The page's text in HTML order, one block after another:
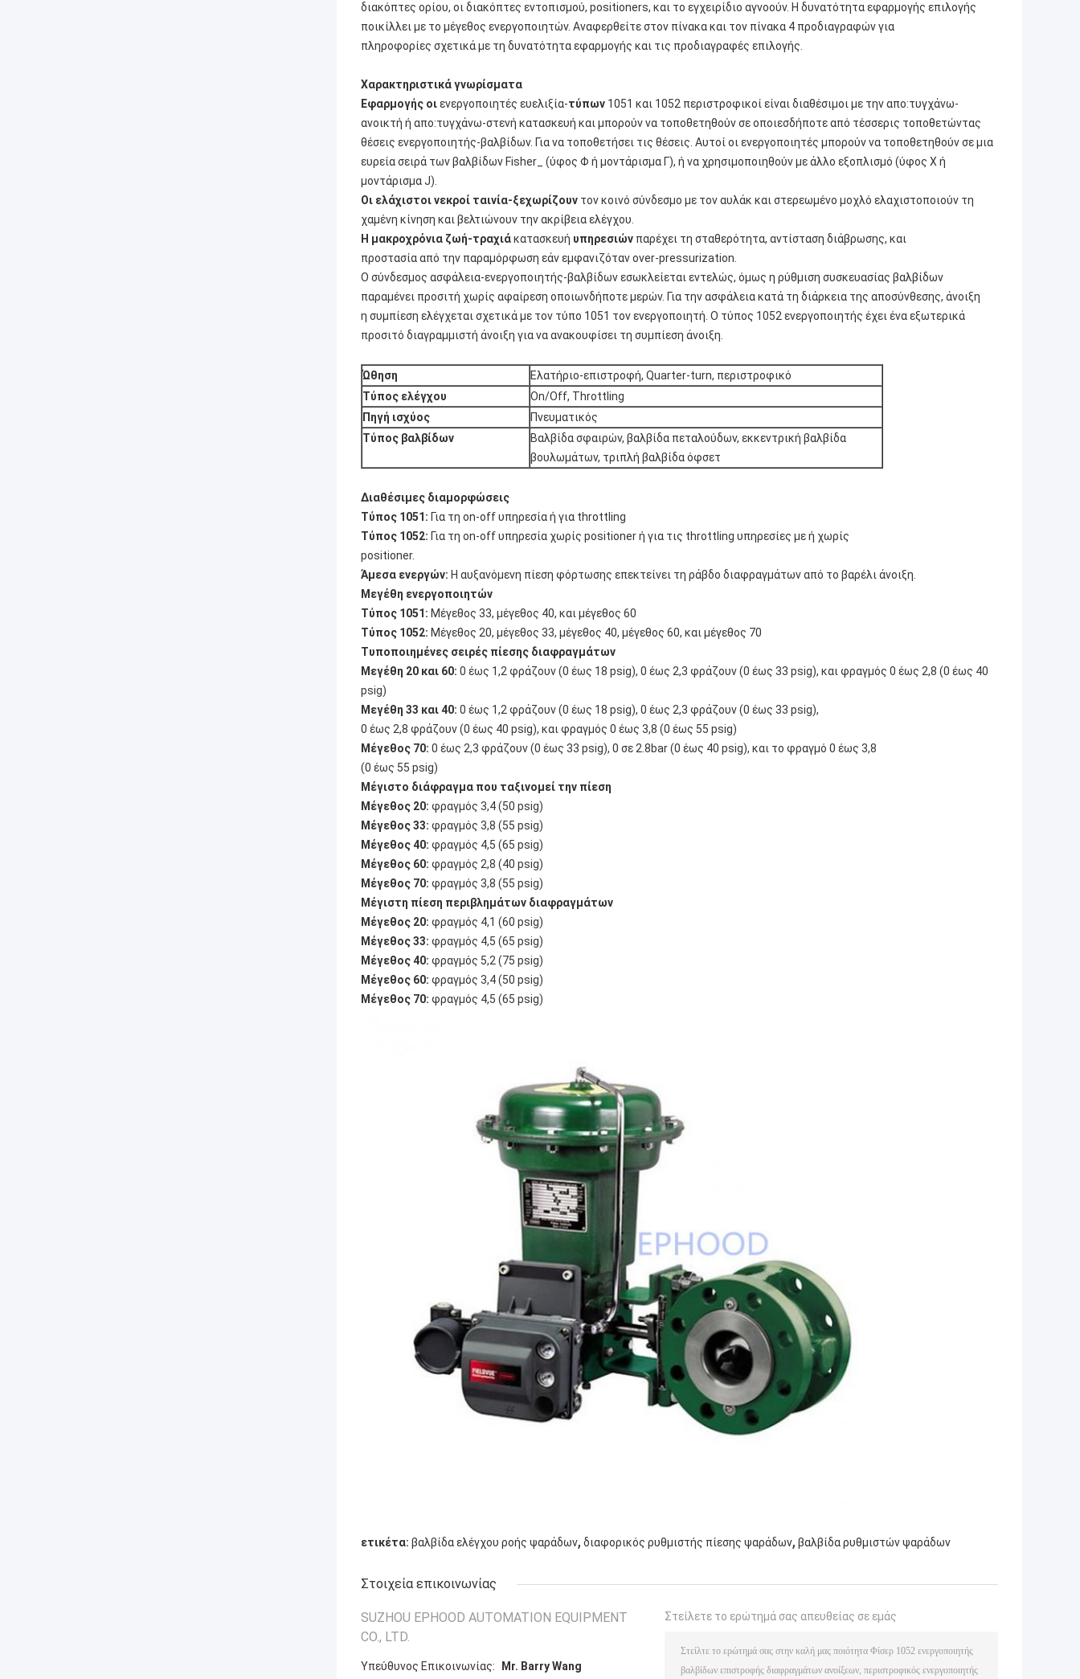
διακόπτες ορίου, οι διακόπτες εντοπισμού, positioners, και το εγχειρίδιο αγνοούν. Η δυνατότητα εφαρμογής επιλογής
ποικίλλει με το μέγεθος ενεργοποιητών. Αναφερθείτε στον πίνακα και τον πίνακα 4 προδιαγραφών για
πληροφορίες σχετικά με τη δυνατότητα εφαρμογής και τις προδιαγραφές επιλογής.
Χαρακτηριστικά γνωρίσματα
Εφαρμογής οιενεργοποιητές ευελιξία-τύπων 1051 και 1052 περιστροφικοί είναι διαθέσιμοι με την απο:τυγχάνω-
ανοικτή ή απο:τυγχάνω-στενή κατασκευή και μπορούν να τοποθετηθούν σε οποιεσδήποτε από τέσσερις τοποθετώντας
θέσεις ενεργοποιητής-βαλβίδων. Για να τοποθετήσει τις θέσεις. Αυτοί οι ενεργοποιητές μπορούν να τοποθετηθούν σε μια
ευρεία σειρά των βαλβίδων Fisher_ (ύφος Φ ή μοντάρισμα Γ), ή να χρησιμοποιηθούν με άλλο εξοπλισμό (ύφος Χ ή
μοντάρισμα J).
Οι ελάχιστοι νεκροί ταινία-ξεχωρίζουν τον κοινό σύνδεσμο με τον αυλάκ και στερεωμένο μοχλό ελαχιστοποιούν τη
χαμένη κίνηση και βελτιώνουν την ακρίβεια ελέγχου.
Η μακροχρόνια ζωή-τραχιάκατασκευή υπηρεσιών παρέχει τη σταθερότητα, αντίσταση διάβρωσης, και
προστασία από την παραμόρφωση εάν εμφανιζόταν over-pressurization.
Ο σύνδεσμος ασφάλεια-ενεργοποιητής-βαλβίδων εσωκλείεται εντελώς, όμως η ρύθμιση συσκευασίας βαλβίδων
παραμένει προσιτή χωρίς αφαίρεση οποιωνδήποτε μερών. Για την ασφάλεια κατά τη διάρκεια της αποσύνθεσης, άνοιξη
η συμπίεση ελέγχεται σχετικά με τον τύπο 1051 τον ενεργοποιητή. Ο τύπος 1052 ενεργοποιητής έχει ένα εξωτερικά
προσιτό διαγραμμιστή άνοιξη για να ανακουφίσει τη συμπίεση άνοιξη.
Ώθηση
Ελατήριο-επιστροφή, Quarter-turn, περιστροφικό
Τύπος ελέγχου
On/Off, Throttling
Πηγή ισχύος
Πνευματικός
Τύπος βαλβίδων
Βαλβίδα σφαιρών, βαλβίδα πεταλούδων, εκκεντρική βαλβίδα
βουλωμάτων, τριπλή βαλβίδα όφσετ
Διαθέσιμες διαμορφώσεις
Τύπος 1051: Για τη on-off υπηρεσία ή για throttling
Τύπος 1052: Για τη on-off υπηρεσία χωρίς positioner ή για τις throttling υπηρεσίες με ή χωρίς
positioner.
Άμεσα ενεργών: Η αυξανόμενη πίεση φόρτωσης επεκτείνει τη ράβδο διαφραγμάτων από το βαρέλι άνοιξη.
Μεγέθη ενεργοποιητών
Τύπος 1051: Μέγεθος 33, μέγεθος 40, και μέγεθος 60
Τύπος 1052: Μέγεθος 20, μέγεθος 33, μέγεθος 40, μέγεθος 60, και μέγεθος 70
Τυποποιημένες σειρές πίεσης διαφραγμάτων
Μεγέθη 20 και 60: 0 έως 1,2 φράζουν (0 έως 18 psig), 0 έως 2,3 φράζουν (0 έως 33 psig), και φραγμός 0 έως 2,8 (0 έως 40
psig)
Μεγέθη 33 και 40: 0 έως 1,2 φράζουν (0 έως 18 psig), 0 έως 2,3 φράζουν (0 έως 33 psig),
0 έως 2,8 φράζουν (0 έως 40 psig), και φραγμός 0 έως 3,8 (0 έως 55 psig)
Μέγεθος 70: 0 έως 2,3 φράζουν (0 έως 33 psig), 0 σε 2.8bar (0 έως 40 psig), και το φραγμό 0 έως 3,8
(0 έως 55 psig)
Μέγιστο διάφραγμα που ταξινομεί την πίεση
Μέγεθος 20: φραγμός 3,4 (50 psig)
Μέγεθος 33: φραγμός 3,8 (55 psig)
Μέγεθος 40: φραγμός 4,5 (65 psig)
Μέγεθος 60: φραγμός 2,8 (40 psig)
Μέγεθος 70: φραγμός 3,8 (55 psig)
Μέγιστη πίεση περιβλημάτων διαφραγμάτων
Μέγεθος 20: φραγμός 4,1 (60 psig)
Μέγεθος 33: φραγμός 4,5 (65 psig)
Μέγεθος 40: φραγμός 5,2 (75 psig)
Μέγεθος 60: φραγμός 3,4 (50 psig)
Μέγεθος 70: φραγμός 4,5 (65 psig)
ετικέτα: βαλβίδα ελέγχου ροής ψαράδων, διαφορικός ρυθμιστής πίεσης ψαράδων, βαλβίδα ρυθμιστών ψαράδων
Στοιχεία επικοινωνίας
SUZHOU EPHOOD AUTOMATION EQUIPMENT
CO., LTD.
Υπεύθυνος Επικοινωνίας: Mr. Barry Wang
Στείλετε το ερώτημά σας απευθείας σε εμάς